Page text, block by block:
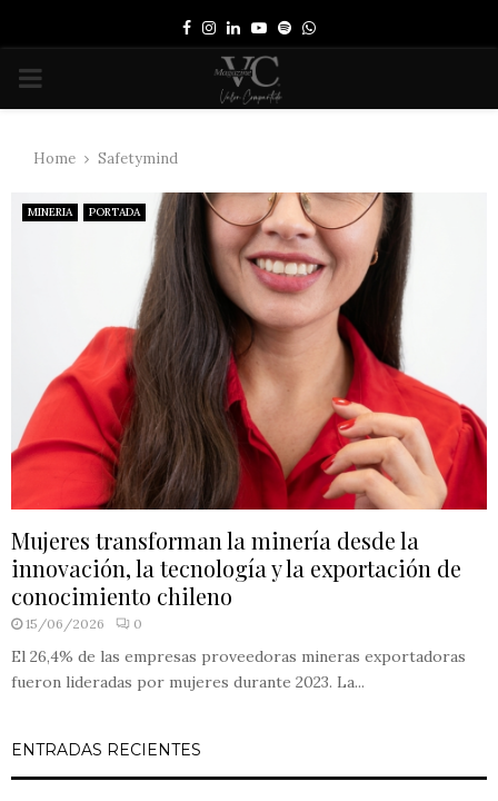
Facebook
Instagram
LinkedinYoutube
SpotifyWhatsapp
PRIMARY
Home Safetymind
MINERIA PORTADA
Mujeres transforman la minería desde la
innovación, la tecnología y la exportación de
conocimiento chileno
15/06/2026 0
El 26,4% de las empresas proveedoras mineras exportadoras
fueron lideradas por mujeres durante 2023. La...
ENTRADAS RECIENTES